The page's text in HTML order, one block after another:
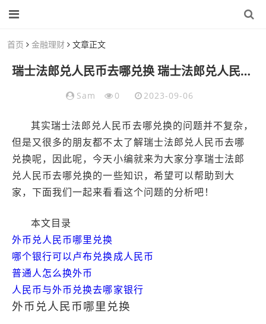
首页 金融理财 文章正文
瑞士法郎兑人民币去哪兑换 瑞士法郎兑人民币去哪兑换呢
Sam 0 2023-09-06
其实瑞士法郎兑人民币去哪兑换的问题并不复杂，
但是又很多的朋友都不太了解瑞士法郎兑人民币去哪
兑换呢，因此呢，今天小编就来为大家分享瑞士法郎
兑人民币去哪兑换的一些知识，希望可以帮助到大
家，下面我们一起来看看这个问题的分析吧！
本文目录
外币兑人民币哪里兑换
哪个银行可以卢布兑换成人民币
普通人怎么换外币
人民币与外币兑换去哪家银行
外币兑人民币哪里兑换